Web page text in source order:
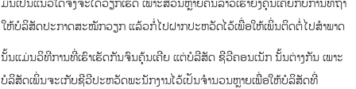
ໃຫ້ບໍລິສັດປະກາດສະໝັກວຽກ ແລ້ວກໍ່ໄປຝາກປະຫວັດໄວ້ເພື່ອໃຫ້ເພິ່ນຕິດຕໍ່ໄປສຳພາດ
ນັ້ນແມ່ນວິທີການທີ່ເຮົາເຮັດກັນຈົນຄຸ້ນເຄີຍ ແຕ່ບໍລີສັດ ຊີວີຄອນເນັກ ນັ້ນຕ່າງກັນ ເພາະ
ບໍລິສັດເພິ່ນຈະເກັບຊີວີປະຫວັດພະນັກງານໄວ້ເປັນຈຳນວນຫຼາຍເພື່ອໃຫ້ບໍລິສັດທີ່